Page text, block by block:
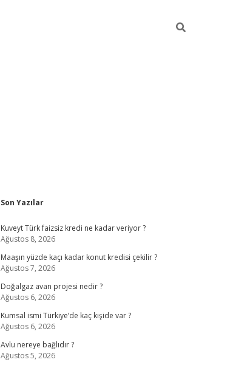
Sidebar
Son Yazılar
Kuveyt Türk faizsiz kredi ne kadar veriyor ?
Ağustos 8, 2026
Maaşın yüzde kaçı kadar konut kredisi çekilir ?
Ağustos 7, 2026
Doğalgaz avan projesi nedir ?
Ağustos 6, 2026
Kumsal ismi Türkiye’de kaç kişide var ?
Ağustos 6, 2026
Avlu nereye bağlıdır ?
Ağustos 5, 2026